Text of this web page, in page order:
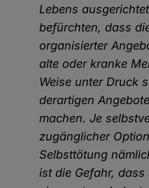
Lebens
befürchten, dass
organisierter
alte oder kranke
Weise unter Druck
derartigen
machen. Je
zugänglicher
Selbsttötung
ist die Gefahr,